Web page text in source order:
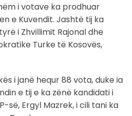
i votave ka prodhuar
e Kuvendit. Jashtë tij ka
i Zhvillimit Rajonal dhe
Turke të Kosovës,
i janë hequr 88 vota, duke ia
e tij e ka zënë kandidati i
së, Ergyl Mazrek, i cili tani ka